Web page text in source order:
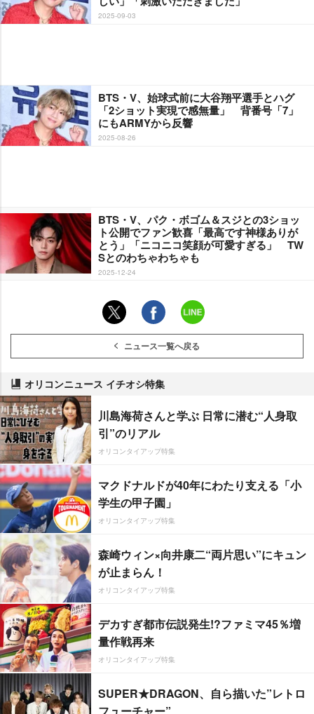
2025-09-03
BTS・V、始球式前に大谷翔平選手とハグ
「2ショット実現で感無量」 背番号「7」
にもARMYから反響
2025-08-26
BTS・V、パク・ボゴム＆スジとの3ショッ
ト公開でファン歓喜「最高です神様ありが
とう」「ニコニコ笑顔が可愛すぎる」 TW
Sとのわちゃわちゃも
2025-12-24
ニュース一覧へ戻る
オリコンニュース イチオシ特集
川島海荷さんと学ぶ 日常に潜む“人身取
引”のリアル
オリコンタイアップ特集
マクドナルドが40年にわたり支える「小
学生の甲子園」
オリコンタイアップ特集
森崎ウィン×向井康二“両片思い”にキュン
が止まらん！
オリコンタイアップ特集
デカすぎ都市伝説発生!?ファミマ45％増
量作戦再来
オリコンタイアップ特集
SUPER★DRAGON、自ら描いた”レトロ
フューチャー”